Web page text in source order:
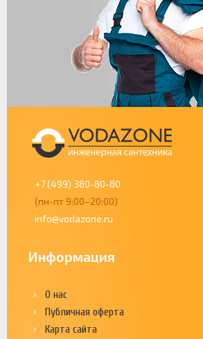
+7 (499) 380-80-80
(пн-пт 9:00–20:00)
info@vodazone.ru
Информация
О нас
Публичная оферта
Карта сайта